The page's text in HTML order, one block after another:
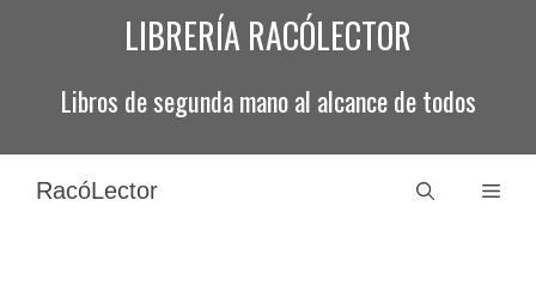
LIBRERÍA RACÓLECTOR
Libros de segunda mano al alcance de todos
RacóLector